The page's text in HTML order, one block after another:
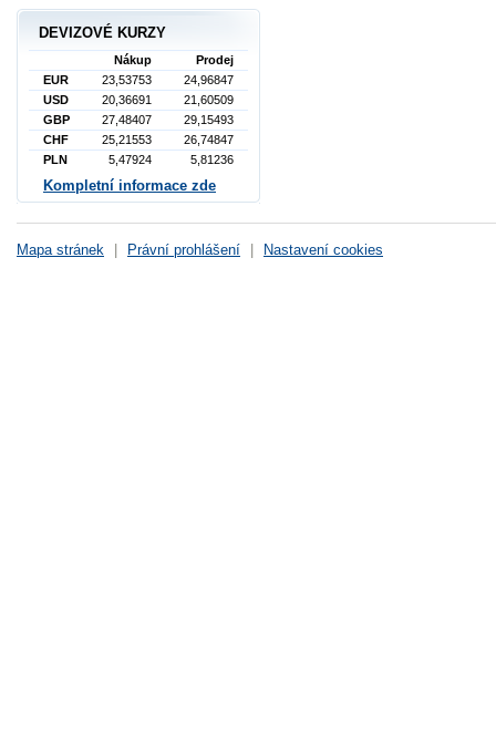
DEVIZOVÉ KURZY
Nákup
Prodej
EUR
23,53753
24,96847
USD
20,36691
21,60509
GBP
27,48407
29,15493
CHF
25,21553
26,74847
PLN
5,47924 5,81236
Kompletní informace zde
Mapa stránek Právní prohlášení Nastavení cookies